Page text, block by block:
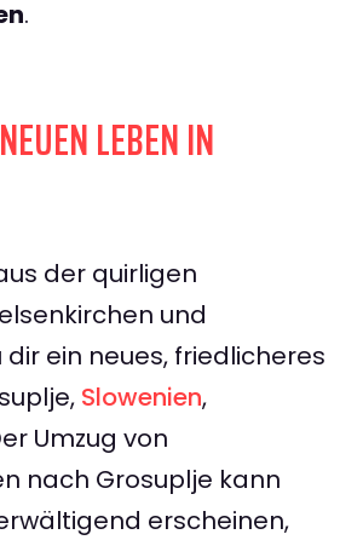
.
LEBEN IN
der quirligen
und
ein neues, friedlicheres
Slowenien,
Umzug von
nach Grosuplje kann
erscheinen,